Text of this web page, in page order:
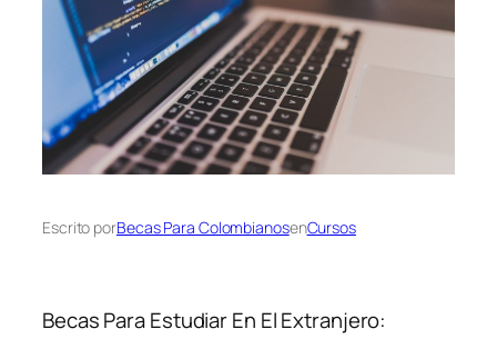
Escrito porBecas Para ColombianosenCursos
Becas Para Estudiar En El Extranjero: